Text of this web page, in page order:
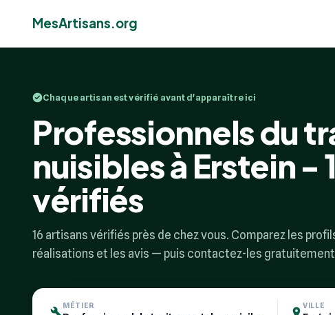
MesArtisans.org
Chaque artisan est vérifié avant d'apparaître ici
Professionnels du
nuisibles à Erstein -
vérifiés
16 artisans vérifiés près de chez vous. Comparez les
réalisations et les avis — puis contactez-les
MÉTIER VILLE